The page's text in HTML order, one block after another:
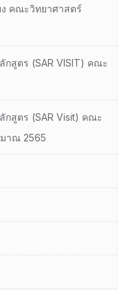
คณะวิทยาศาสตร์
สูตร (SAR VISIT) คณะ
สูตร (SAR Visit) คณะ
าณ 2565